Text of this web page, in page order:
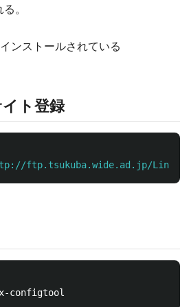
。
ンストールされている
ト登録
ftp.tsukuba.wide.ad.jp/Linux/